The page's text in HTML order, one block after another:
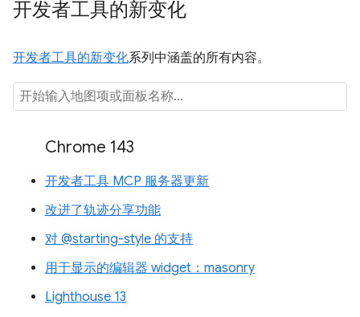
开发者工具的新变化
开发者工具的新变化系列中涵盖的所有内容。
Chrome 143
开发者工具 MCP 服务器更新
改进了轨迹分享功能
对 @starting-style 的支持
用于显示的编辑器 widget：masonry
Lighthouse 13